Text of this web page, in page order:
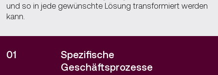
und so in jede gewünschte Lösung transformiert werden
kann.
01
Spezifische
Geschäftsprozesse